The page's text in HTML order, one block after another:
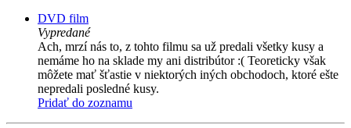
DVD film
Vypredané
Ach, mrzí nás to, z tohto filmu sa už predali všetky kusy a
nemáme ho na sklade my ani distribútor :( Teoreticky však
môžete mať šťastie v niektorých iných obchodoch, ktoré ešte
nepredali posledné kusy.
Pridať do zoznamu